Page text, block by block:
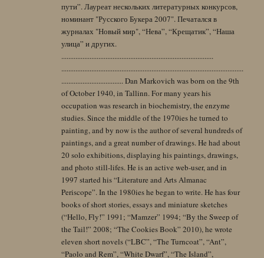
пути”. Лауреат нескольких литературных конкурсов,
номинант "Русского Букера 2007". Печатался в
журналах "Новый мир", “Нева”, “Крещатик”, “Наша
улица” и других.
......................................................................................
.......................................................................................................
................................... Dan Markovich was born on the 9th
of October 1940, in Tallinn. For many years his
occupation was research in biochemistry, the enzyme
studies. Since the middle of the 1970ies he turned to
painting, and by now is the author of several hundreds of
paintings, and a great number of drawings. He had about
20 solo exhibitions, displaying his paintings, drawings,
and photo still-lifes. He is an active web-user, and in
1997 started his “Literature and Arts Almanac
Periscope”. In the 1980ies he began to write. He has four
books of short stories, essays and miniature sketches
(“Hello, Fly!” 1991; “Mamzer” 1994; “By the Sweep of
the Tail!” 2008; “The Cookies Book” 2010), he wrote
eleven short novels (“LBC”, “The Turncoat”, “Ant”,
“Paolo and Rem”, “White Dwarf”, “The Island”,